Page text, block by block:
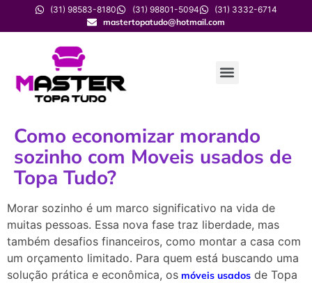
(31) 98583-8180 (31) 98801-5094
(31) 3332-6714
mastertopatudo@hotmail.com
Como economizar morando
sozinho com Moveis usados de
Topa Tudo?
Morar sozinho é um marco significativo na vida de
muitas pessoas. Essa nova fase traz liberdade, mas
também desafios financeiros, como montar a casa com
um orçamento limitado. Para quem está buscando uma
solução prática e econômica, os móveis usados de Topa